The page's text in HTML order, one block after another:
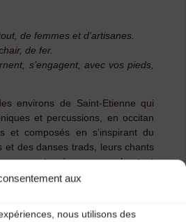
aux
nous utilisons des
de femmes et d’artisanes.
de fer.
s’engagent, avec vos pieds,
environs de Saint-Etienne qui
et percussions, en occitan
et composés en s’inspirant du
et des danses trads, leurs chants
notre époque en chantant
authenticité, impertinence et
@clume-trio